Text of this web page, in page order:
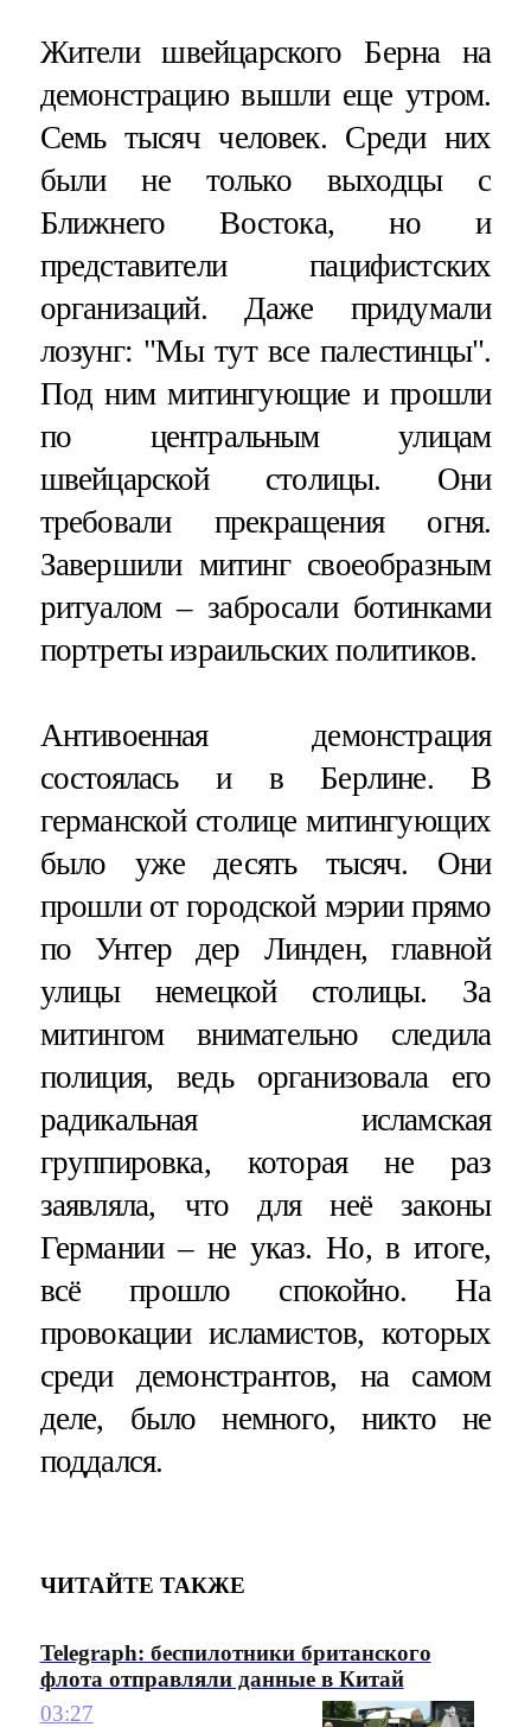
Жители швейцарского Берна на
демонстрацию вышли еще утром.
Семь тысяч человек. Среди них
были не только выходцы с
Ближнего Востока, но и
представители пацифистских
организаций. Даже придумали
лозунг: "Мы тут все палестинцы".
Под ним митингующие и прошли
по центральным улицам
швейцарской столицы. Они
требовали прекращения огня.
Завершили митинг своеобразным
ритуалом – забросали ботинками
портреты израильских политиков.
Антивоенная демонстрация
состоялась и в Берлине. В
германской столице митингующих
было уже десять тысяч. Они
прошли от городской мэрии прямо
по Унтер дер Линден, главной
улицы немецкой столицы. За
митингом внимательно следила
полиция, ведь организовала его
радикальная исламская
группировка, которая не раз
заявляла, что для неё законы
Германии – не указ. Но, в итоге,
всё прошло спокойно. На
провокации исламистов, которых
среди демонстрантов, на самом
деле, было немного, никто не
поддался.
ЧИТАЙТЕ ТАКЖЕ
Telegraph: беспилотники британского
флота отправляли данные в Китай
03:27